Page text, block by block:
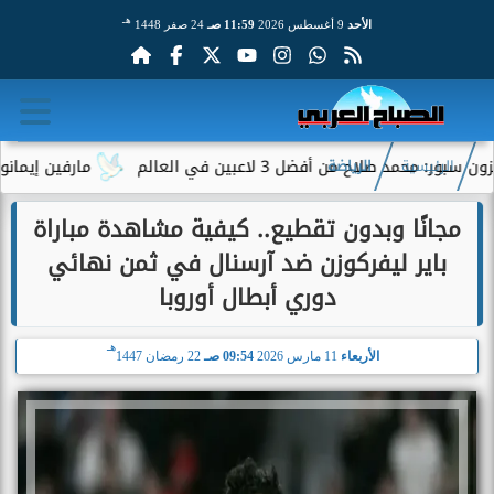
الأحد 11:59 صـ 24 صفر 1448 هـ
مارفين إيمانويل.. أفضل 3 لاعبين في العالم
الرئيسية الرياضة
مجانًا وبدون تقطيع.. كيفية مشاهدة مباراة
باير ليفركوزن ضد آرسنال في ثمن نهائي
دوري أبطال أوروبا
الأربعاء 09:54 صـ 22 رمضان 1447
هـ